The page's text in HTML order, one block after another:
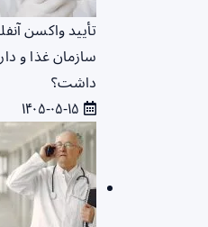
تأیید واکسن
سازمان غذا و
داشت؟